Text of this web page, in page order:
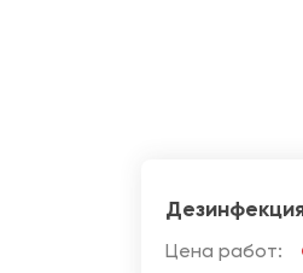
Цена работ: